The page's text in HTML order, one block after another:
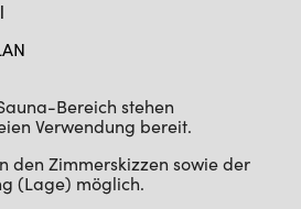
Bereich stehen
Verwendung bereit.
den Zimmerskizzen sowie der
(Lage) möglich.